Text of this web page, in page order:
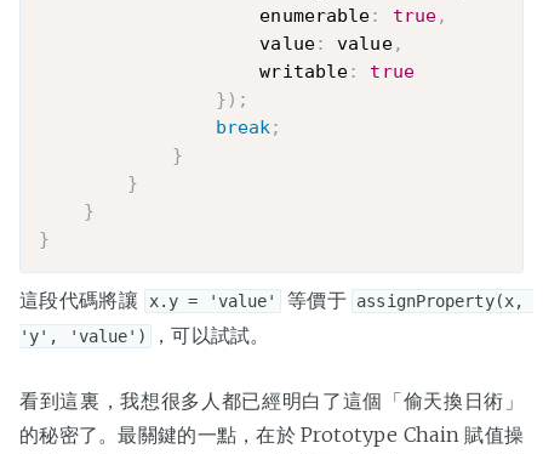
                    enumerable
: true,
                    value
: value,
                    writable
:
true
} ) ;
break ;
}
}
}
}
這段代碼將讓 x.y = 'value' 等價于 assignProperty(x,
'y', 'value')
，可以試試。
看到這裏，我想很多人都已經明白了這個「偷天換日術」
的秘密了。最關鍵的一點，在於 Prototype Chain 賦值操